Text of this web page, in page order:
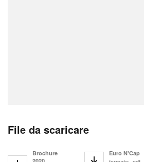
File da scaricare
Brochure
Euro N'Cap